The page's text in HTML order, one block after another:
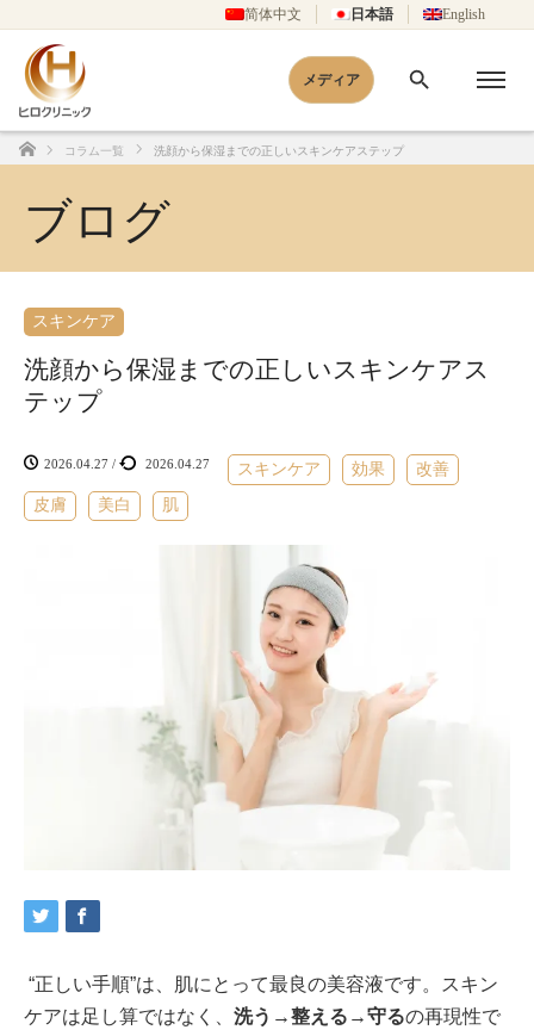
简体中文 日本語 English
メディア
ホーム
コラム一覧 洗顔から保湿までの正しいスキンケアステップ
ブログ
スキンケア
洗顔から保湿までの正しいスキンケアス
テップ
2026.04.27 / 2026.04.27 スキンケア 効果 改善
皮膚 美白 肌
“正しい手順”は、肌にとって最良の美容液です。スキン
ケアは足し算ではなく、 洗う→整える→守るの再現性で